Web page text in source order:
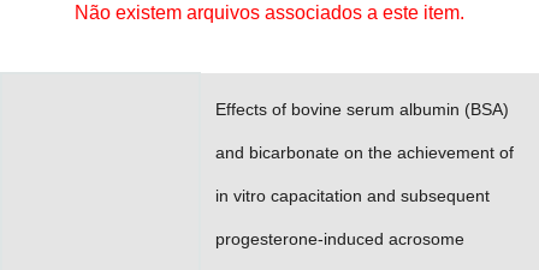
Não existem arquivos associados a este item.
Effects of bovine serum albumin (BSA)
and bicarbonate on the achievement of
in vitro capacitation and subsequent
progesterone-induced acrosome